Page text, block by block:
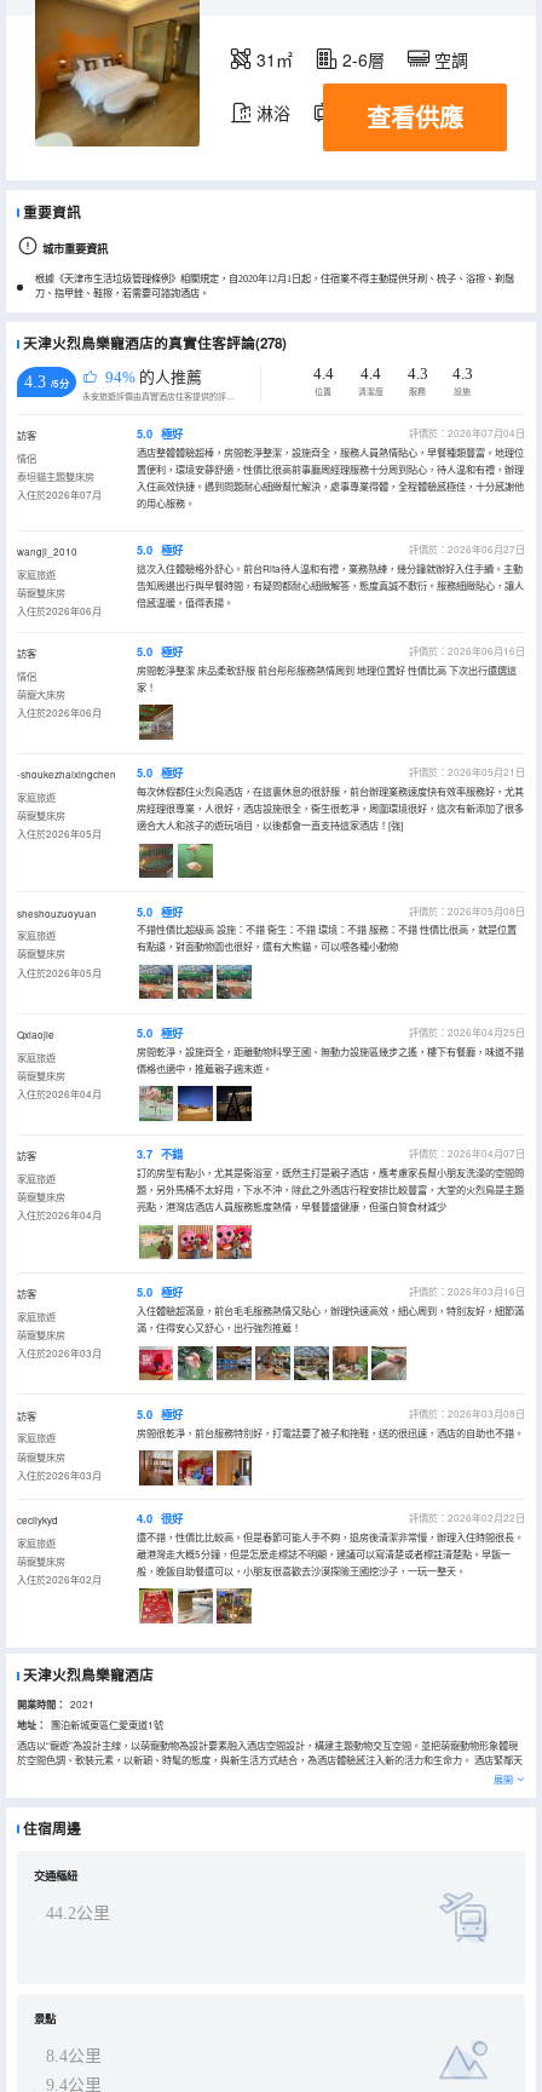
31㎡ 2-6層 空調
淋浴 電視機
查看供應
重要資訊
城市重要資訊
根據《天津市生活垃圾管理條例》相關規定，自2020年12月1日起，住宿業不得主動提供牙刷、梳子、浴擦、剃鬚
刀、指甲銼、鞋擦，若需要可諮詢酒店。
天津火烈鳥樂寵酒店的真實住客評論(278)
4.3 /5分 94% 的人推薦
永安旅遊評價由真實酒店住客提供的評價。
4.4
位置
4.4
清潔度
4.3
服務
4.3
設施
訪客
情侶
泰坦貓主題雙床房
入住於2026年07月
5.0 極好
評價於：2026年07月04日
酒店整體體驗超棒，房間乾淨整潔，設施齊全，服務人員熱情貼心，早餐種類豐富。地理位
置便利，環境安靜舒適，性價比很高前事廳周經理服務十分周到貼心，待人温和有禮，辦理
入住高效快捷。遇到問題耐心細緻幫忙解決，處事專業得體，全程體驗感極佳，十分感謝他
的用心服務。
wangji_2010
家庭旅遊
萌寵雙床房
入住於2026年06月
5.0 極好
評價於：2026年06月27日
這次入住體驗格外舒心。前台Rita待人温和有禮，業務熟練，幾分鐘就辦好入住手續。主動
告知周邊出行與早餐時間，有疑問都耐心細緻解答，態度真誠不敷衍。服務細緻貼心，讓人
倍感温暖，值得表揚。
訪客
情侶
萌寵大床房
入住於2026年06月
5.0 極好
評價於：2026年06月16日
房間乾淨整潔 床品柔軟舒服 前台彤彤服務熱情周到 地理位置好 性價比高 下次出行還選這
家！
-shoukezhaixingchen
家庭旅遊
萌寵雙床房
入住於2026年05月
5.0 極好
評價於：2026年05月21日
每次休假都住火烈鳥酒店，在這裏休息的很舒服，前台辦理業務速度快有效率服務好，尤其
房經理很專業，人很好，酒店設施很全，衞生很乾凈，周圍環境很好，這次有新添加了很多
適合大人和孩子的遊玩項目，以後都會一直支持這家酒店！[強]
sheshouzuoyuan
家庭旅遊
萌寵雙床房
入住於2026年05月
5.0 極好
評價於：2026年05月08日
不錯性價比超級高 設施：不錯 衞生：不錯 環境：不錯 服務：不錯 性價比很高，就是位置
有點遠，對面動物園也很好，還有大熊貓，可以喂各種小動物
Qxiaojie
家庭旅遊
萌寵雙床房
入住於2026年04月
5.0 極好
評價於：2026年04月25日
房間乾淨，設施齊全，距離動物科學王國、無動力設施區幾步之遙，樓下有餐廳，味道不錯
價格也適中，推薦親子週末遊。
訪客
家庭旅遊
萌寵雙床房
入住於2026年04月
3.7 不錯
評價於：2026年04月07日
訂的房型有點小，尤其是衞浴室，既然主打是親子酒店，應考慮家長幫小朋友洗澡的空間問
題，另外馬桶不太好用，下水不沖，除此之外酒店行程安排比較豐富，大堂的火烈鳥是主題
亮點，港灣店酒店人員服務態度熱情，早餐豐盛健康，但蛋白質食材減少
訪客
家庭旅遊
萌寵雙床房
入住於2026年03月
5.0 極好
評價於：2026年03月16日
入住體驗超滿意，前台毛毛服務熱情又貼心，辦理快速高效，細心周到，特別友好，細節滿
滿，住得安心又舒心，出行強烈推薦！
訪客
家庭旅遊
萌寵雙床房
入住於2026年03月
5.0 極好
評價於：2026年03月08日
房間很乾凈，前台服務特別好，打電話要了被子和拖鞋，送的很迅速，酒店的自助也不錯。
cecilykyd
家庭旅遊
萌寵雙床房
入住於2026年02月
4.0 很好
評價於：2026年02月22日
還不錯，性價比比較高。但是春節可能人手不夠，退房後清潔非常慢，辦理入住時間很長。
離港灣走大概5分鐘，但是怎麼走標誌不明顯，建議可以寫清楚或者標註清楚點。早飯一
般，晚飯自助餐還可以，小朋友很喜歡去沙漠探險王國挖沙子，一玩一整天。
天津火烈鳥樂寵酒店
開業時間： 2021
地址：
團泊新城東區仁愛東道1號
酒店以“寵遊”為設計主線，以萌寵動物為設計要素融入酒店空間設計，構建主題動物交互空間。並把萌寵動物形象體現
於空間色調、軟裝元素，以新穎、時髦的態度，與新生活方式結合，為酒店體驗感注入新的活力和生命力。 酒店緊鄰天
津火烈鳥港灣酒店主體建築，環抱萌寵主題樂園，凸顯主題酒店的特性。酒店容納主題客房、套房等房型，休閒吧、餐
展開
住宿周邊
交通樞紐
44.2公里
景點
8.4公里
9.4公里